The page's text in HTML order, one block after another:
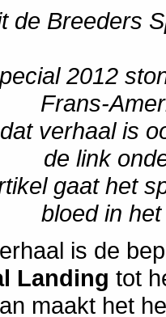
de Breeders
2012
Frans-
verhaal is
de link
gaat het
bloed in
is de
Landing tot
maakt het